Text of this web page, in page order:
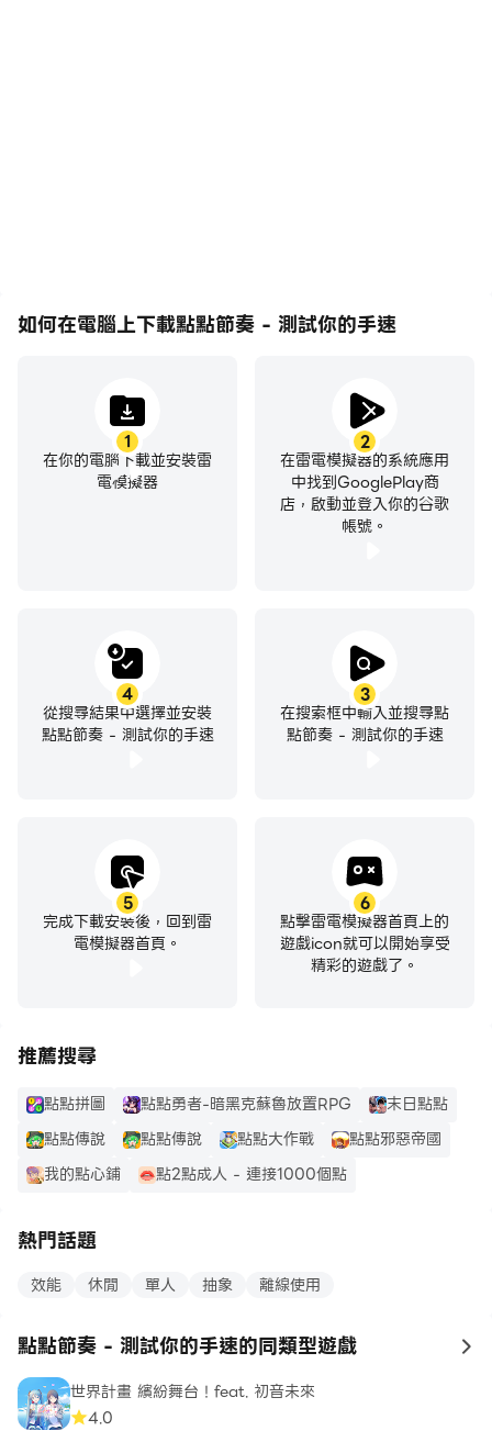
如何在電腦上下載點點節奏 - 測試你的手速
1
在你的電腦下載並安裝雷
電模擬器
2
在雷電模擬器的系統應用
中找到GooglePlay商
店，啟動並登入你的谷歌
帳號。
3
在搜索框中輸入並搜尋點
點節奏 - 測試你的手速
4
從搜尋結果中選擇並安裝
點點節奏 - 測試你的手速
5
完成下載安裝後，回到雷
電模擬器首頁。
6
點擊雷電模擬器首頁上的
遊戲icon就可以開始享受
精彩的遊戲了。
推薦搜尋
點點拼圖 點點勇者-暗黑克蘇魯放置RPG
末日點點
點點傳說
點點傳說 點點大作戰
點點邪惡帝國
我的點心鋪
點2點成人 - 連接1000個點
熱門話題
效能 休閒 單人 抽象 離線使用
點點節奏 - 測試你的手速的同類型遊戲 to
世界計畫 繽紛舞台！feat. 初音未來
4.0